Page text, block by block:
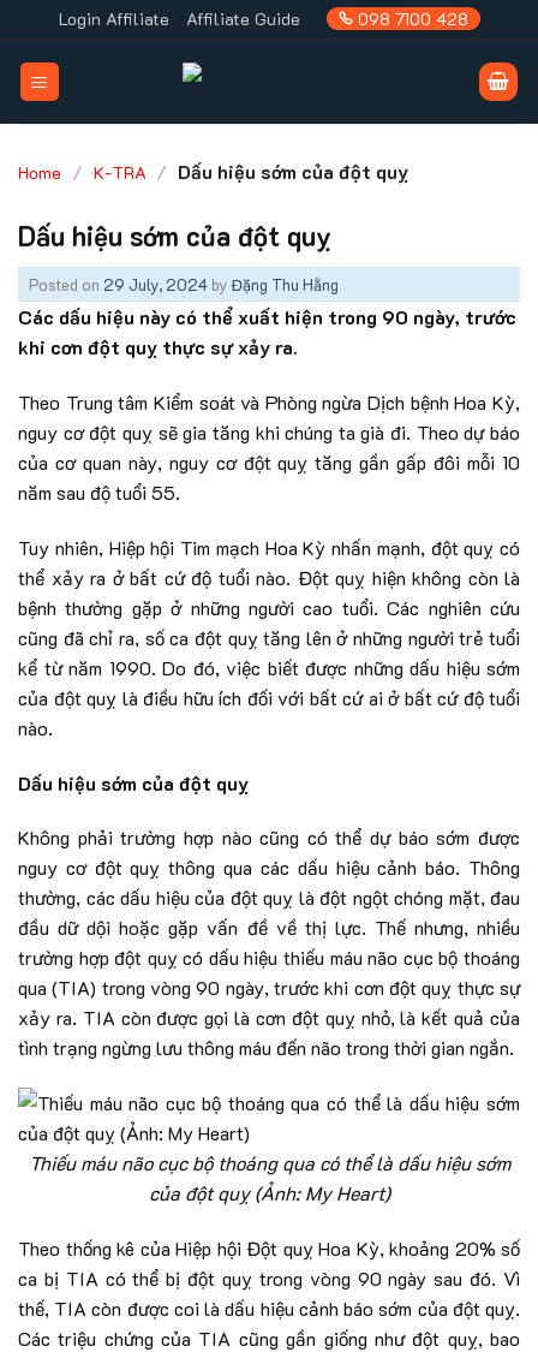
to
content
Login Affiliate Affiliate Guide 098 7100 428
Home / K-TRA / Dấu hiệu sớm của đột quỵ
Dấu hiệu sớm của đột quỵ
Posted on 29 July, 2024 byĐặng Thu Hằng
Các dấu hiệu này có thể xuất hiện trong 90 ngày, trước
khi cơn đột quỵ thực sự xảy ra.
Theo Trung tâm Kiểm soát và Phòng ngừa Dịch bệnh Hoa Kỳ,
nguy cơ đột quỵ sẽ gia tăng khi chúng ta già đi. Theo dự báo
của cơ quan này, nguy cơ đột quỵ tăng gần gấp đôi mỗi 10
năm sau độ tuổi 55.
Tuy nhiên, Hiệp hội Tim mạch Hoa Kỳ nhấn mạnh, đột quỵ có
thể xảy ra ở bất cứ độ tuổi nào. Đột quỵ hiện không còn là
bệnh thường gặp ở những người cao tuổi. Các nghiên cứu
cũng đã chỉ ra, số ca đột quỵ tăng lên ở những người trẻ tuổi
kể từ năm 1990. Do đó, việc biết được những dấu hiệu sớm
của đột quỵ là điều hữu ích đối với bất cứ ai ở bất cứ độ tuổi
nào.
Dấu hiệu sớm của đột quỵ
Không phải trường hợp nào cũng có thể dự báo sớm được
nguy cơ đột quỵ thông qua các dấu hiệu cảnh báo. Thông
thường, các dấu hiệu của đột quỵ là đột ngột chóng mặt, đau
đầu dữ dội hoặc gặp vấn đề về thị lực. Thế nhưng, nhiều
trường hợp đột quỵ có dấu hiệu thiếu máu não cục bộ thoáng
qua (TIA) trong vòng 90 ngày, trước khi cơn đột quỵ thực sự
xảy ra. TIA còn được gọi là cơn đột quỵ nhỏ, là kết quả của
tình trạng ngừng lưu thông máu đến não trong thời gian ngắn.
Thiếu máu não cục bộ thoáng qua có thể là dấu hiệu sớm
của đột quỵ (Ảnh: My Heart)
Theo thống kê của Hiệp hội Đột quỵ Hoa Kỳ, khoảng 20% số
ca bị TIA có thể bị đột quỵ trong vòng 90 ngày sau đó. Vì
thế, TIA còn được coi là dấu hiệu cảnh báo sớm của đột quỵ.
Các triệu chứng của TIA cũng gần giống như đột quỵ, bao